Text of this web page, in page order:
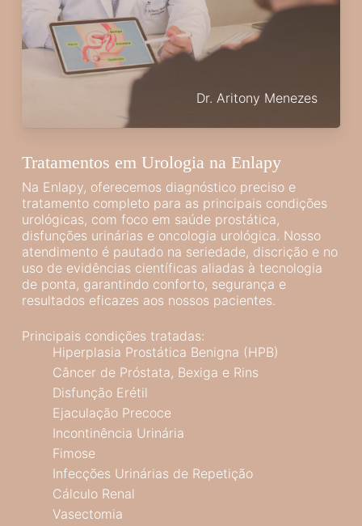
Dr. Aritony Menezes
Tratamentos em Urologia na Enlapy
Na Enlapy, oferecemos diagnóstico preciso e
tratamento completo para as principais condições
urológicas, com foco em saúde prostática,
disfunções urinárias e oncologia urológica. Nosso
atendimento é pautado na seriedade, discrição e no
uso de evidências científicas aliadas à tecnologia
de ponta, garantindo conforto, segurança e
resultados eficazes aos nossos pacientes.
Principais condições tratadas:
Hiperplasia Prostática Benigna (HPB)
Câncer de Próstata, Bexiga e Rins
Disfunção Erétil
Ejaculação Precoce
Incontinência Urinária
Fimose
Infecções Urinárias de Repetição
Cálculo Renal
Vasectomia